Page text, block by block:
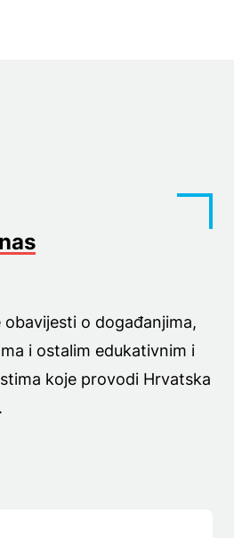
obavijesti o događanjima,
i ostalim edukativnim i
koje provodi Hrvatska